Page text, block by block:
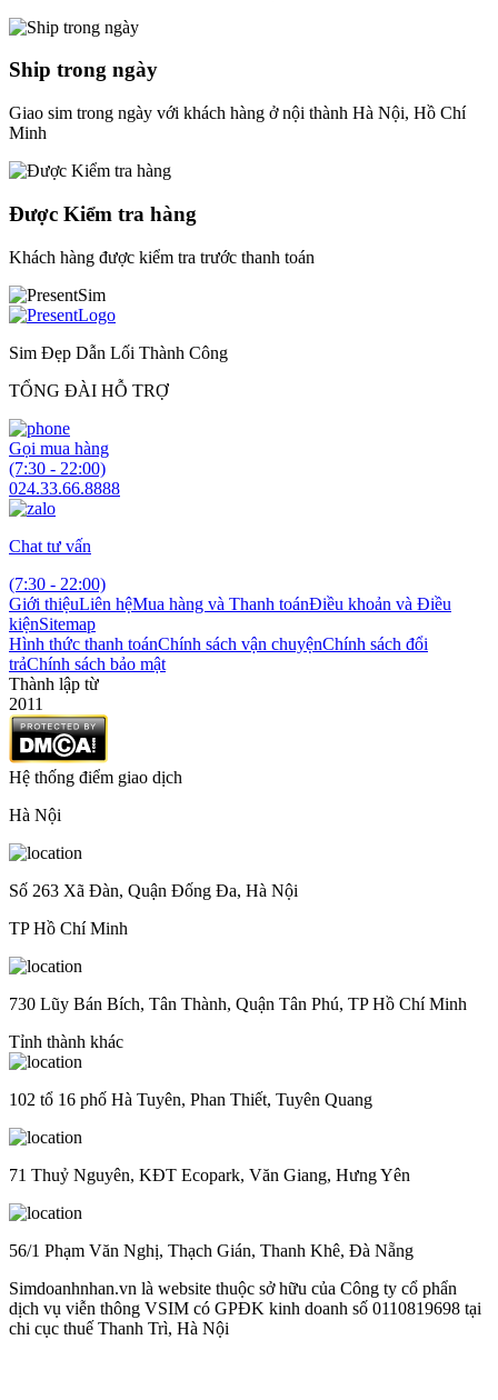
Ship trong ngày
Giao sim trong ngày với khách hàng ở nội thành Hà Nội, Hồ Chí
Minh
Được Kiểm tra hàng
Khách hàng được kiểm tra trước thanh toán
Sim Đẹp Dẫn Lối Thành Công
TỔNG ĐÀI HỖ TRỢ
Gọi mua hàng
(7:30 - 22:00)
024.33.66.8888
Chat tư vấn
(7:30 - 22:00)
Giới thiệuLiên hệMua hàng và Thanh toánĐiều khoản và Điều
kiệnSitemap
Hình thức thanh toánChính sách vận chuyệnChính sách đổi
trảChính sách bảo mật
Thành lập từ
2011
Hệ thống điểm giao dịch
Hà Nội
Số 263 Xã Đàn, Quận Đống Đa, Hà Nội
TP Hồ Chí Minh
730 Lũy Bán Bích, Tân Thành, Quận Tân Phú, TP Hồ Chí Minh
Tỉnh thành khác
102 tổ 16 phố Hà Tuyên, Phan Thiết, Tuyên Quang
71 Thuỷ Nguyên, KĐT Ecopark, Văn Giang, Hưng Yên
56/1 Phạm Văn Nghị, Thạch Gián, Thanh Khê, Đà Nẵng
Simdoanhnhan.vn là website thuộc sở hữu của Công ty cổ phẩn
dịch vụ viễn thông VSIM có GPĐK kinh doanh số 0110819698 tại
chi cục thuế Thanh Trì, Hà Nội